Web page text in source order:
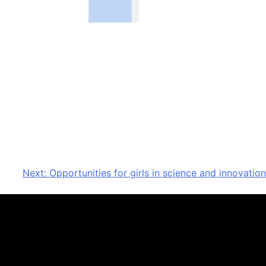
Next: Opportunities for girls in science and innovation